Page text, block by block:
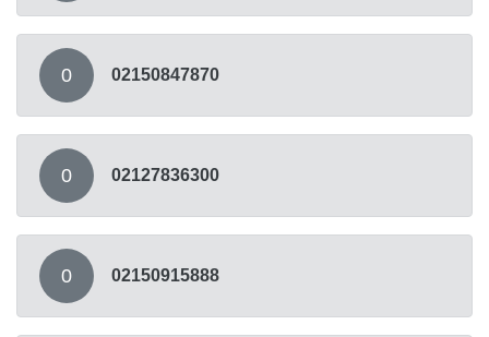
0 02150847870
0 02127836300
0 02150915888